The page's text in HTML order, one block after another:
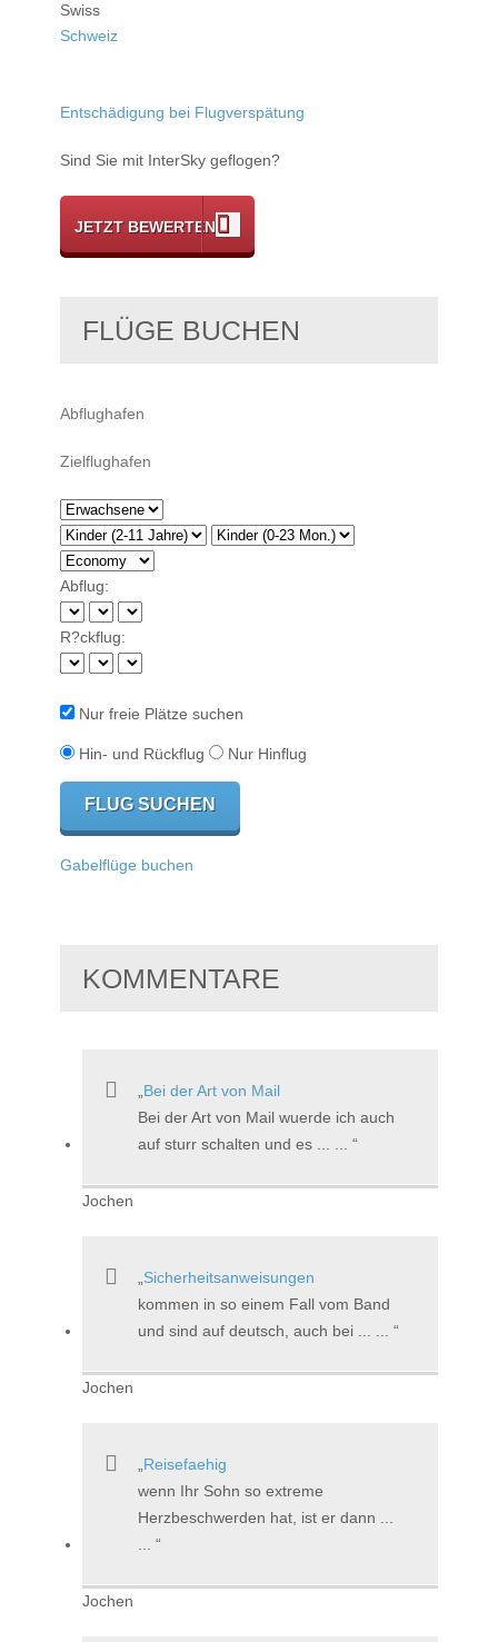
Swiss
Schweiz
Entschädigung bei Flugverspätung
Sind Sie mit InterSky geflogen?
JETZT BEWERTEN
FLÜGE BUCHEN
Abflug:
R?ckflug:
Nur freie Plätze suchen
Hin- und Rückflug Nur Hinflug
Gabelflüge buchen
KOMMENTARE
Bei der Art von Mail
Bei der Art von Mail wuerde ich auch
auf sturr schalten und es ... ...
Jochen
Sicherheitsanweisungen
kommen in so einem Fall vom Band
und sind auf deutsch, auch bei ... ...
Jochen
Reisefaehig
wenn Ihr Sohn so extreme
Herzbeschwerden hat, ist er dann ...
Jochen